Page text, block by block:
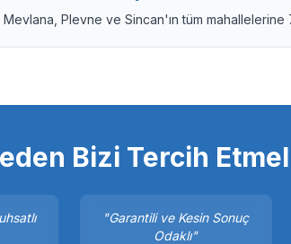
Plevne ve Sincan'ın tüm mahallelerine
Bizi Tercih
"Garantili ve Kesin Sonuç
Odaklı"